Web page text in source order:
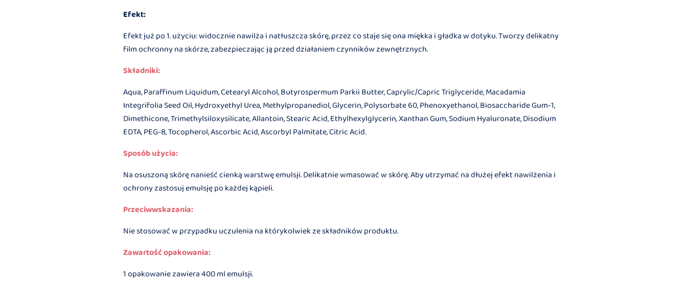
Efekt:
Efekt już po 1. użyciu: widocznie nawilża i natłuszcza skórę, przez co staje się ona miękka i gładka w dotyku. Tworzy delikatny
film ochronny na skórze, zabezpieczając ją przed działaniem czynników zewnętrznych.
Składniki:
Aqua, Paraffinum Liquidum, Cetearyl Alcohol, Butyrospermum Parkii Butter, Caprylic/Capric Triglyceride, Macadamia
Integrifolia Seed Oil, Hydroxyethyl Urea, Methylpropanediol, Glycerin, Polysorbate 60, Phenoxyethanol, Biosaccharide Gum-1,
Dimethicone, Trimethylsiloxysilicate, Allantoin, Stearic Acid, Ethylhexylglycerin, Xanthan Gum, Sodium Hyaluronate, Disodium
EDTA, PEG-8, Tocopherol, Ascorbic Acid, Ascorbyl Palmitate, Citric Acid.
Sposób użycia:
Na osuszoną skórę nanieść cienką warstwę emulsji. Delikatnie wmasować w skórę. Aby utrzymać na dłużej efekt nawilżenia i
ochrony zastosuj emulsję po każdej kąpieli.
Przeciwwskazania:
Nie stosować w przypadku uczulenia na którykolwiek ze składników produktu.
Zawartość opakowania:
1 opakowanie zawiera 400 ml emulsji.